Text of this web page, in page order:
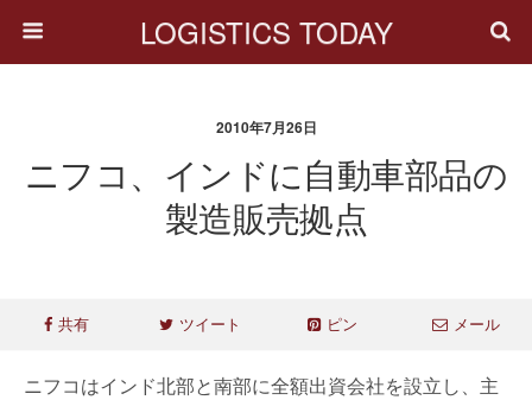
LOGISTICS TODAY
2010年7月26日
ニフコ、インドに自動車部品の
製造販売拠点
共有 ツイート ピン メール
ニフコはインド北部と南部に全額出資会社を設立し、主